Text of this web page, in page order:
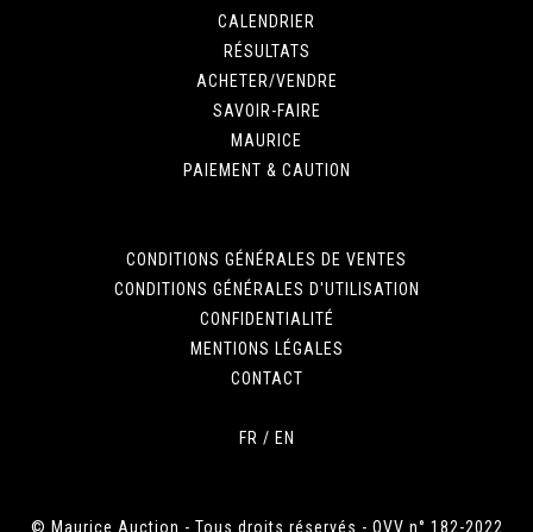
CALENDRIER
RÉSULTATS
ACHETER/VENDRE
SAVOIR-FAIRE
MAURICE
PAIEMENT & CAUTION
CONDITIONS GÉNÉRALES DE VENTES
CONDITIONS GÉNÉRALES D'UTILISATION
CONFIDENTIALITÉ
MENTIONS LÉGALES
CONTACT
FR / EN
© Maurice Auction - Tous droits réservés - OVV n° 182-2022